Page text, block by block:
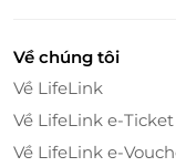
niệm không thể
tiếng cười
khó cưỡng.
Truy cậpLifeLink
Về chúng tôi
Về LifeLink
Về LifeLink e-Ticket
Về LifeLink e-